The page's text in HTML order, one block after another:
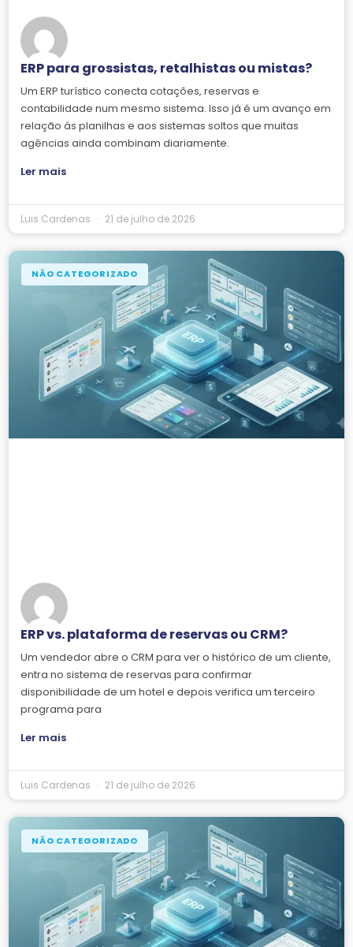
ERP para grossistas, retalhistas ou mistas?
Um ERP turístico conecta cotações, reservas e
contabilidade num mesmo sistema. Isso já é um avanço em
relação às planilhas e aos sistemas soltos que muitas
agências ainda combinam diariamente.
Ler mais
Luis Cardenas 21 de julho de 2026
NÃO CATEGORIZADO
ERP vs. plataforma de reservas ou CRM?
Um vendedor abre o CRM para ver o histórico de um cliente,
entra no sistema de reservas para confirmar
disponibilidade de um hotel e depois verifica um terceiro
programa para
Ler mais
Luis Cardenas 21 de julho de 2026
NÃO CATEGORIZADO